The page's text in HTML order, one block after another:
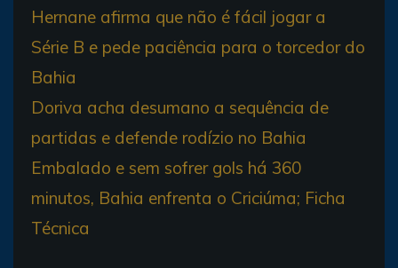
Hernane afirma que não é fácil jogar a
Série B e pede paciência para o torcedor do
Bahia
Doriva acha desumano a sequência de
partidas e defende rodízio no Bahia
Embalado e sem sofrer gols há 360
minutos, Bahia enfrenta o Criciúma; Ficha
Técnica